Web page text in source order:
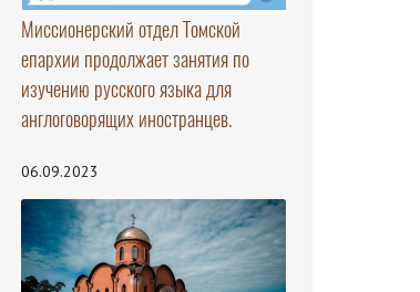
Миссионерский отдел Томской
епархии продолжает занятия по
изучению русского языка для
англоговорящих иностранцев.
06.09.2023